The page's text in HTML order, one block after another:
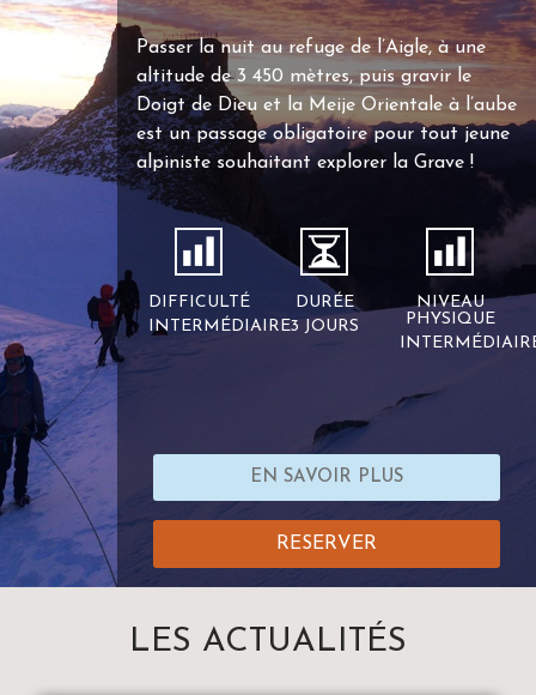
Passer la nuit au refuge de l’Aigle, à une
altitude de 3 450 mètres, puis gravir le
Doigt de Dieu et la Meije Orientale à l’aube
est un passage obligatoire pour tout jeune
alpiniste souhaitant explorer la Grave !
DIFFICULTÉ
INTERMÉDIAIRE
DURÉE
3 JOURS
NIVEAU
PHYSIQUE
EN SAVOIR PLUS
RESERVER
LES ACTUALITÉS